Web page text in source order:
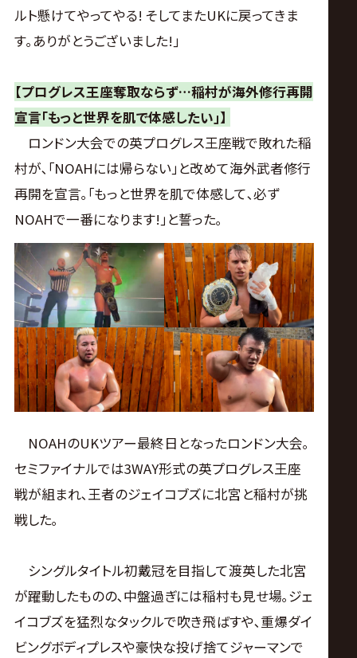
ルト懸けてやってやる! そしてまたUKに戻ってきま
す｡ありがとうございました!｣
【プログレス王座奪取ならず…稲村が海外修行再開
宣言｢もっと世界を肌で体感したい｣】
ロンドン大会での英プログレス王座戦で敗れた稲
村が､｢NOAHには帰らない｣と改めて海外武者修行
再開を宣言｡｢もっと世界を肌で体感して､必ず
NOAHで一番になります!｣と誓った｡
NOAHのUKツアー最終日となったロンドン大会｡
セミファイナルでは3WAY形式の英プログレス王座
戦が組まれ､王者のジェイコブズに北宮と稲村が挑
戦した｡
シングルタイトル初戴冠を目指して渡英した北宮
が躍動したものの､中盤過ぎには稲村も見せ場｡ジェ
イコブズを猛烈なタックルで吹き飛ばすや､重爆ダイ
ビングボディプレスや豪快な投げ捨てジャーマンで